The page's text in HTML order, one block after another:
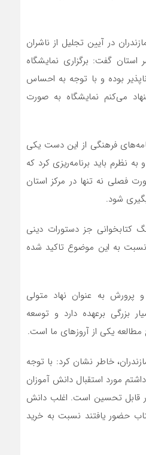
در آیین تجلیل از ناشران
گفت: برگزاری نمایشگاه
بوده و با توجه به احساس
می‌کنم نمایشگاه به صورت
فرهنگی از این دست یکی
به نظرم باید برنامه‌ریزی کرد که
فصلی نه تنها در مرکز استان
شود.
کتابخوانی جز دستورات دینی
به این موضوع تاکید شده
پرورش به عنوان نهاد متولی
بزرگی برعهده دارد و توسعه
یکی از آروزهای ما است.
خاطر نشان کرد: با توجه
مورد استقبال دانش آموزان
قابل تحسین است. اغلب دانش
حضور یافتند نسبت به خرید